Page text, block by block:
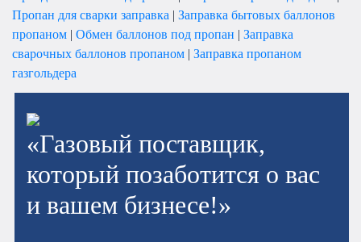
Пропан для сварки заправка | Заправка бытовых баллонов
пропаном | Обмен баллонов под пропан | Заправка
сварочных баллонов пропаном | Заправка пропаном
газгольдера
«Газовый поставщик,
который позаботится о вас
и вашем бизнесе!»